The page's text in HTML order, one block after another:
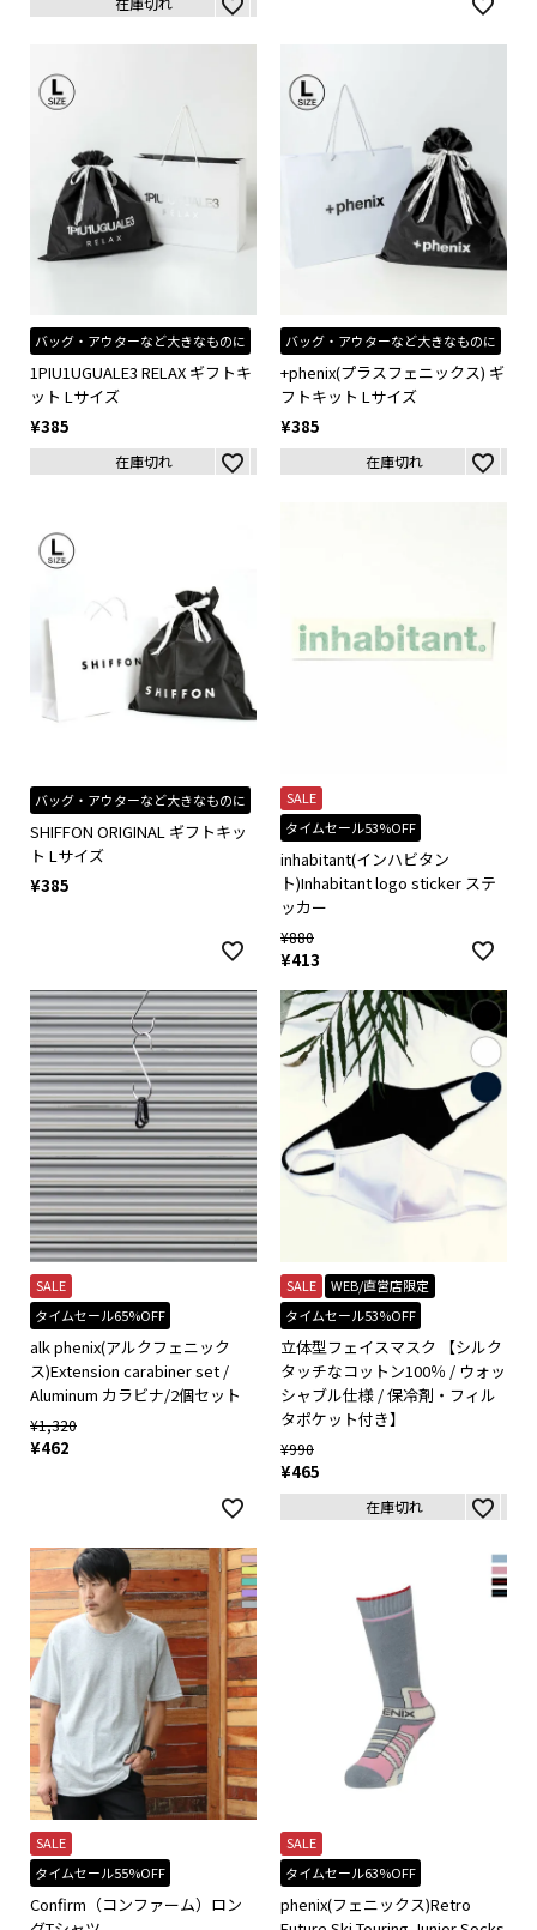
バッグ・アウターなど大きなものに
1PIU1UGUALE3 RELAX ギフトキ
ット Lサイズ
¥385
在庫切れ
バッグ・アウターなど大きなものに
+phenix(プラスフェニックス) ギ
フトキット Lサイズ
¥385
在庫切れ
バッグ・アウターなど大きなものに
SHIFFON ORIGINAL ギフトキッ
ト Lサイズ
¥385
SALE
タイムセール53%OFF
inhabitant(インハビタン
ト)Inhabitant logo sticker ステ
ッカー
¥880
¥413
SALE
タイムセール65%OFF
alk phenix(アルクフェニック
ス)Extension carabiner set /
Aluminum カラビナ/2個セット
¥1,320
¥462
SALE
WEB/直営店限定
タイムセール53%OFF
立体型フェイスマスク 【シルク
タッチなコットン100％ / ウォッ
シャブル仕様 / 保冷剤・フィル
タポケット付き】
¥990
¥465
在庫切れ
SALE
タイムセール55%OFF
Confirm（コンファーム）ロン
SALE
タイムセール63%OFF
phenix(フェニックス)Retro